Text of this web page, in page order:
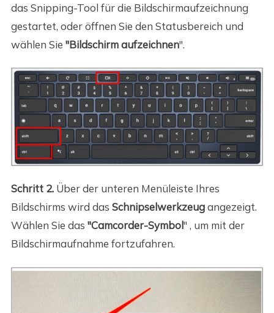
das Snipping-Tool für die Bildschirmaufzeichnung
gestartet, oder öffnen Sie den Statusbereich und
wählen Sie "Bildschirm aufzeichnen".
Schritt 2.Über der unteren Menüleiste Ihres
Bildschirms wird das Schnipselwerkzeugangezeigt.
Wählen Sie das "Camcorder-Symbol" , um mit der
Bildschirmaufnahme fortzufahren.